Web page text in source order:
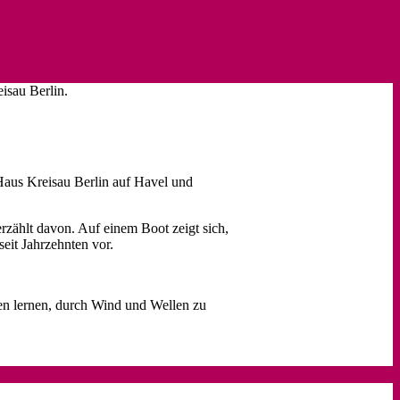
Berlin.
Kreisau Berlin auf Havel und
davon. Auf einem Boot zeigt sich,
Jahrzehnten vor.
lernen, durch Wind und Wellen zu